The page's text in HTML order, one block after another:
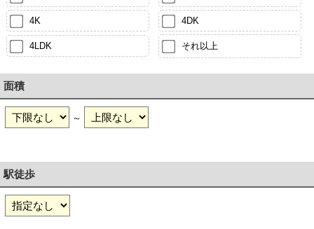
4K 4DK
4LDK それ以上
面積
～
駅徒歩